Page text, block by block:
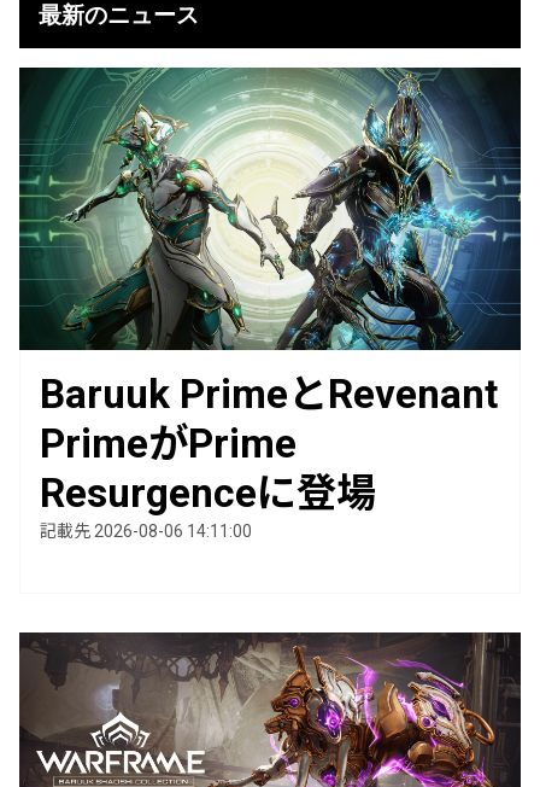
最新のニュース
Baruuk PrimeとRevenant
PrimeがPrime
Resurgenceに登場
記載先 2026-08-06 14:11:00